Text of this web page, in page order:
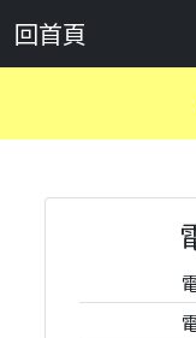
回首頁